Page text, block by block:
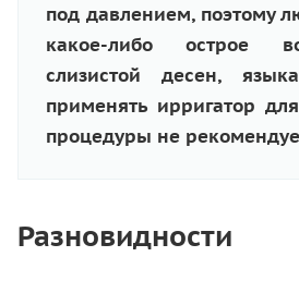
под давлением, поэтому
какое-либо острое
слизистой десен,
применять ирригатор
процедуры не
Разновидности